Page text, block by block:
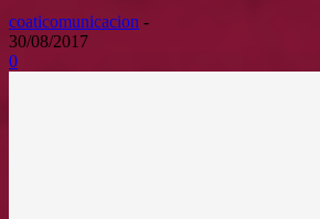
coaticomunicacion -
30/08/2017
0